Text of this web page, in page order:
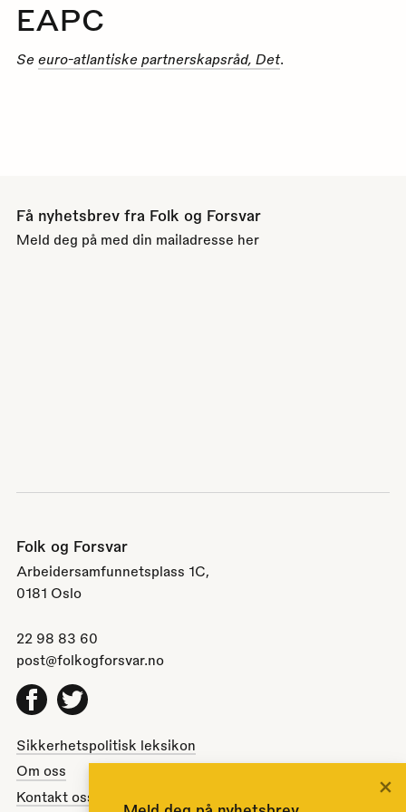
EAPC
Se euro-atlantiske partnerskapsråd, Det.
Få nyhetsbrev fra Folk og Forsvar
Meld deg på med din mailadresse her
Folk og Forsvar
Arbeidersamfunnetsplass 1C,
0181 Oslo
22 98 83 60
post@folkogforsvar.no
Facebook
Twitter
Sikkerhetspolitisk leksikon
Om oss
Kontakt oss
×